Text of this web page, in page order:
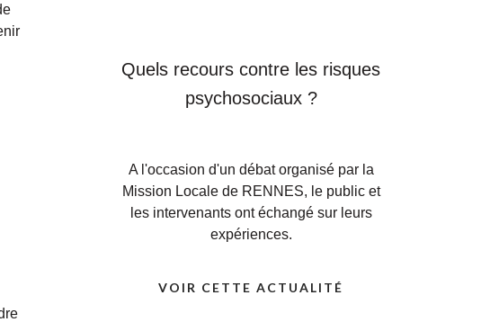
Quels recours contre les risques
psychosociaux ?
A l'occasion d'un débat organisé par la
Mission Locale de RENNES, le public et
les intervenants ont échangé sur leurs
expériences.
VOIR CETTE ACTUALITÉ